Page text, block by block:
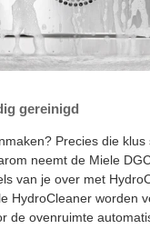
gereinigd
Precies die
neemt de Miele
van je over met
HydroCleaner worden
de ovenruimte